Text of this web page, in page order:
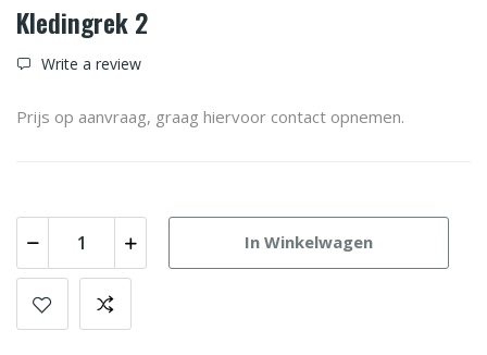
Kledingrek 2
Write a review
Prijs op aanvraag, graag hiervoor contact opnemen.
In Winkelwagen